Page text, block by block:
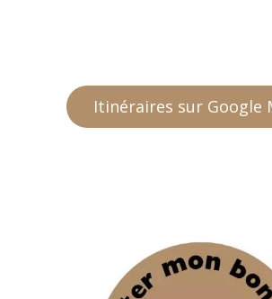
Itinéraires sur Google